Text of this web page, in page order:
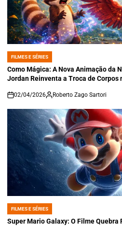
POSTED
IN
FILMES E SÉRIES
Como Mágica: A Nova Animação da
Jordan Reinventa a Troca de Corpos
on
02/04/2026 Roberto Zago Sartori
POSTED
IN
FILMES E SÉRIES
Super Mario Galaxy: O Filme Quebra